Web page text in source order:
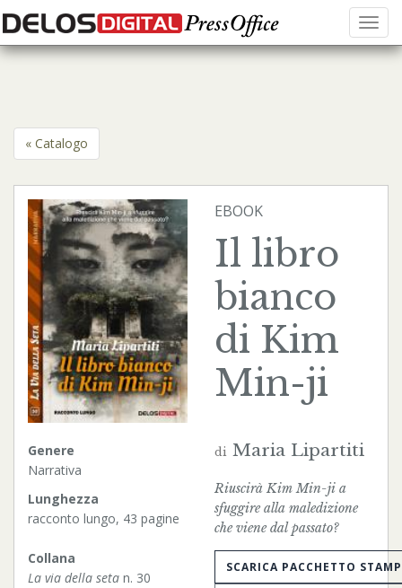
Menu
« Catalogo
Genere
Narrativa
Lunghezza
racconto lungo, 43 pagine
Collana
La via della seta n. 30
EBOOK
Il libro
bianco
di Kim
Min-ji
di Maria Lipartiti
Riuscirà Kim Min-ji a
sfuggire alla maledizione
che viene dal passato?
SCARICA PACCHETTO